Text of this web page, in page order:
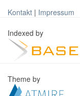
Kontakt | Impressum
Indexed by
Theme by